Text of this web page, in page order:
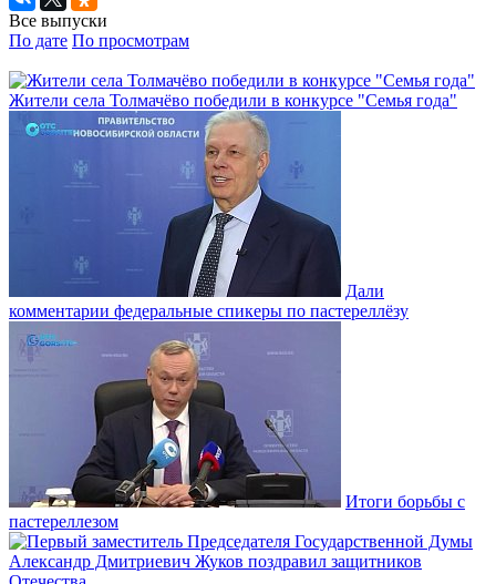
Все выпуски
По дате По просмотрам
Жители села Толмачёво победили в конкурсе "Семья года"
Дали
комментарии федеральные спикеры по пастереллёзу
Итоги борьбы с
пастереллезом